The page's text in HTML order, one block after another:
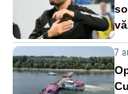
7